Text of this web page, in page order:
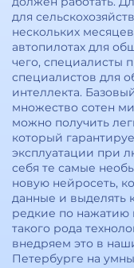
для
нескольких
автопилотах для
чего, специалисты
специалистов для
интеллекта.
множество сотен
можно получить
который
эксплуатации при
себя те самые
новую нейросеть,
данные и выделять
редкие по нажатию
такого рода
внедряем это в
Петербурге на